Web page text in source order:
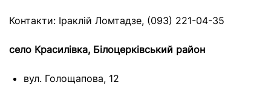
Контакти: Іраклій Ломтадзе, (093) 221-04-35
село Красилівка, Білоцерківський район
вул. Голощапова, 12